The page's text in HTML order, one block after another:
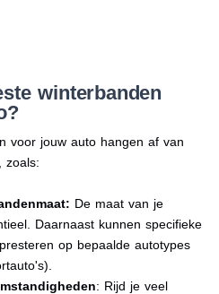
winterbanden
voor jouw auto hangen af van
zoals:
De maat van je
Daarnaast kunnen specifieke
op bepaalde autotypes
: Rijd je veel